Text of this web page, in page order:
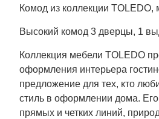
Комод из коллекции
Высокий комод 3 дверцы, 1
Коллекция мебели TOLEDO
оформления интерьера
предложение для тех, кто
стиль в оформлении дома. Его
прямых и четких линий,